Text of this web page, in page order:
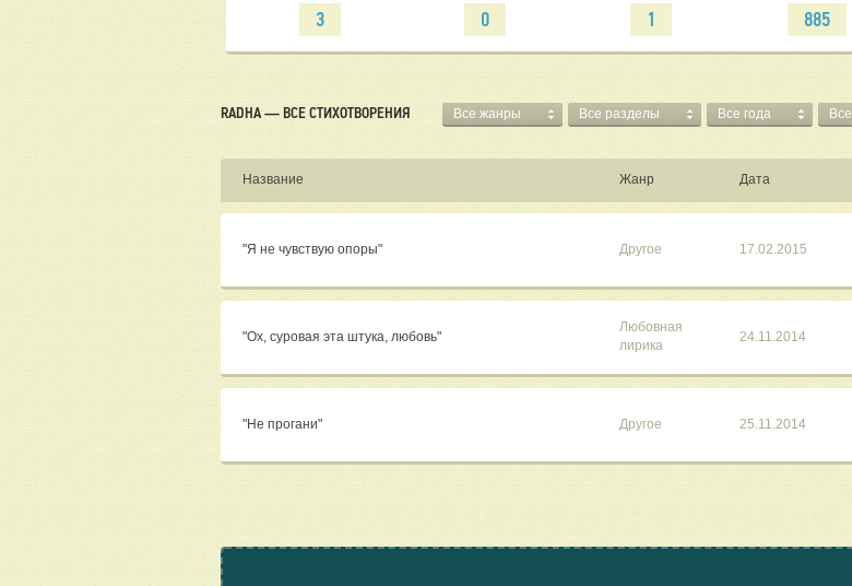
3 0 1 885
RADHA — ВСЕ СТИХОТВОРЕНИЯ Все жанры Все разделы Все года Все
Название Жанр Дата
"Я не чувствую опоры" Другое 17.02.2015
"Ох, суровая эта штука, любовь"
Любовная
лирика
24.11.2014
"Не прогани" Другое 25.11.2014